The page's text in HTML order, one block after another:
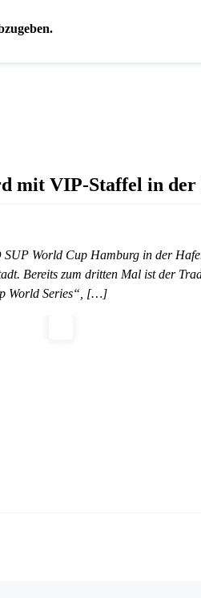
mit VIP-Staffel in
World Cup Hamburg in der
Bereits zum dritten Mal ist der
World Series“, […]